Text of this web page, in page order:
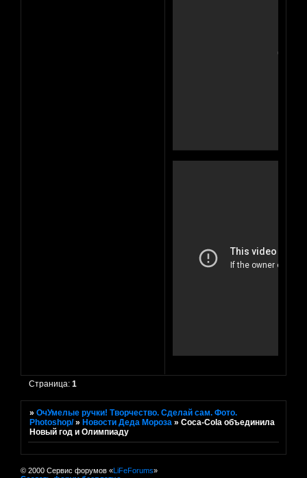
Страница:1
»ОчУмелые ручки! Творчество. Сделай сам. Фото.
Photoshop/ »Новости Деда Мороза »Coca-Cola объединила
Новый год и Олимпиаду
© 2000 Сервис форумов «LiFeForums»